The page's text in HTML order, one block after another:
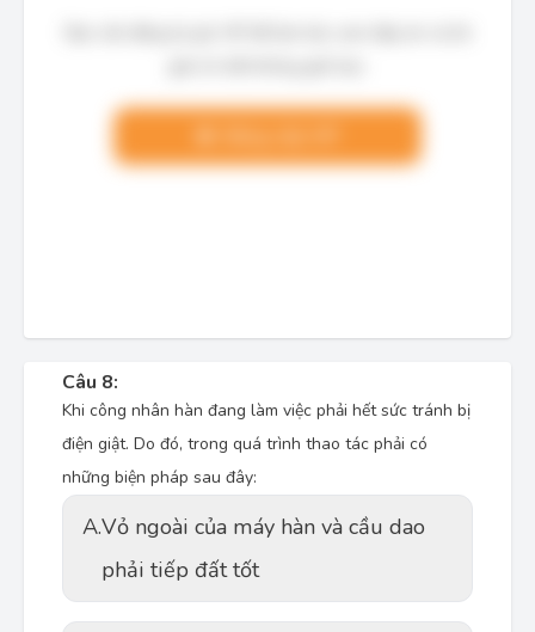
Câu 8:
Khi công nhân hàn đang làm việc phải hết sức tránh bị
điện giật. Do đó, trong quá trình thao tác phải có
những biện pháp sau đây:
A.Vỏ ngoài của máy hàn và cầu dao
phải tiếp đất tốt